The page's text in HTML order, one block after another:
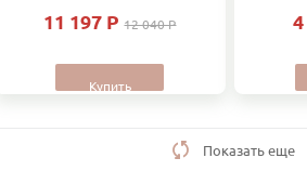
11 197 P12 040 P
Купить
Показать еще